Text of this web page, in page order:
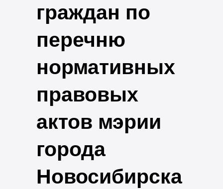
граждан по
перечню
нормативных
правовых
актов мэрии
города
Новосибирска